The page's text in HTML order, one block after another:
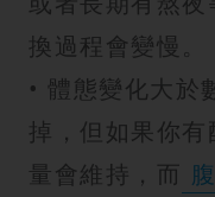
換過程會變慢。
• 體態變化大於
掉，但如果你
量會維持，而